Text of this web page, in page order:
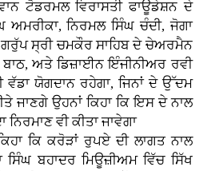
ਟੋਡਰਮਲ ਵਿਰਾਸਤੀ ਫਾਊਡੇਸ਼ਨ ਦੇ
ਨਿਰਮਲ ਸਿੰਘ ਚੰਦੀ, ਜੋਗਾ
ਗਰੁੱਪ ਸ੍ਰੀ ਚਮਕੌਰ ਸਾਹਿਬ ਦੇ ਚੇਅਰਮੈਨ
ਅਤੇ ਡਿਜ਼ਾਈਨ ਇੰਜੀਨੀਅਰ ਰਵੀ
ਯੋਗਦਾਨ ਰਹੇਗਾ, ਜਿਨਾਂ ਦੇ ਉੱਦਮ
ਜਾਣਗੇ ਉਹਨਾਂ ਕਿਹਾ ਕਿ ਇਸ ਦੇ ਨਾਲ
ਵੀ ਕੀਤਾ ਜਾਵੇਗਾ
ਕਿ ਕਰੋੜਾਂ ਰੁਪਏ ਦੀ ਲਾਗਤ ਨਾਲ
ਸਿੰਘ ਬਹਾਦਰ ਮਿਊਜ਼ੀਅਮ ਵਿੱਚ ਸਿੱਖ